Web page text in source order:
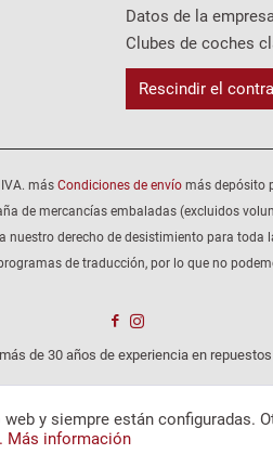
Datos de la
Clubes de coches
Rescindir el
más Condiciones de envío más depósito
de mercancías embaladas (excluidos
nuestro derecho de desistimiento para toda
de traducción, por lo que no
de 30 años de experiencia en
y siempre están configuradas.
Más información